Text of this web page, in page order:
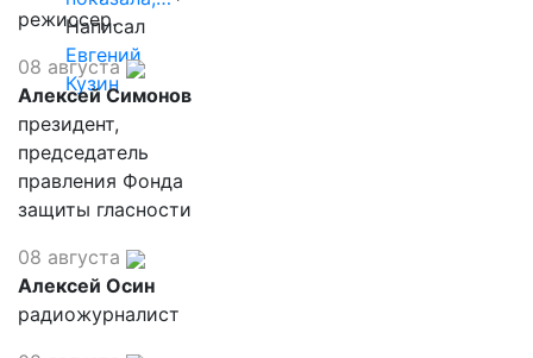
Написал
Евгений
Кузин
режиссер.
08 августа
Алексей Симонов
президент,
председатель
правления Фонда
защиты гласности
08 августа
Алексей Осин
радиожурналист